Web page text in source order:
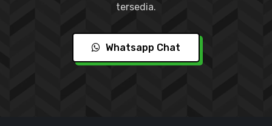
tersedia.
Whatsapp Chat